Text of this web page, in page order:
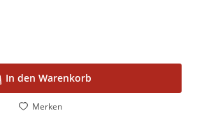
In den Warenkorb
Merken